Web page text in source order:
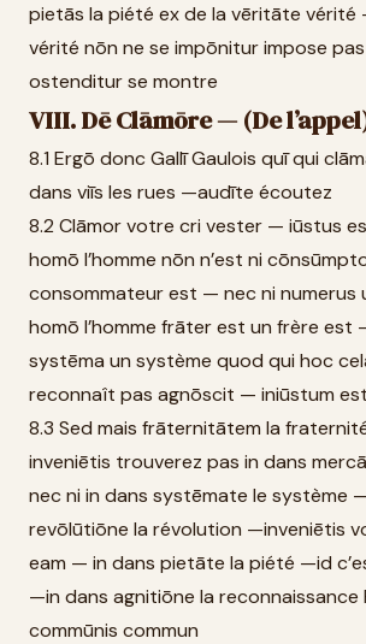
pietās la piété ex de la vēritāte
vérité nōn ne se impōnitur impose
ostenditur se montre
VIII. Dē Clāmōre — (De
8.1 Ergō donc Gallī Gaulois quī qui
dans viīs les rues —audīte écoutez
8.2 Clāmor votre cri vester — iūstus
homō l’homme nōn n’est ni
consommateur est — nec ni numerus
homō l’homme frāter est un frère
systēma un système quod qui hoc
reconnaît pas agnōscit — iniūstum
8.3 Sed mais frāternitātem la
inveniētis trouverez pas in dans
nec ni in dans systēmate le système
revōlūtiōne la révolution —inveniētis
eam — in dans pietāte la piété —id
—in dans agnitiōne la reconnaissance
commūnis commun